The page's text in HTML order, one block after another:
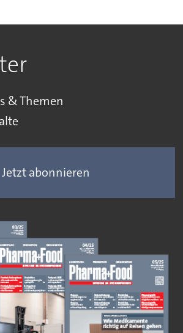
& Themen
Jetzt abonnieren